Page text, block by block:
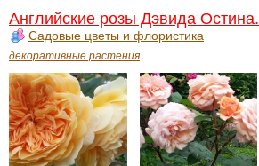
Английские розы Дэвида Остина.
Садовые цветы и флористика
декоративные растения